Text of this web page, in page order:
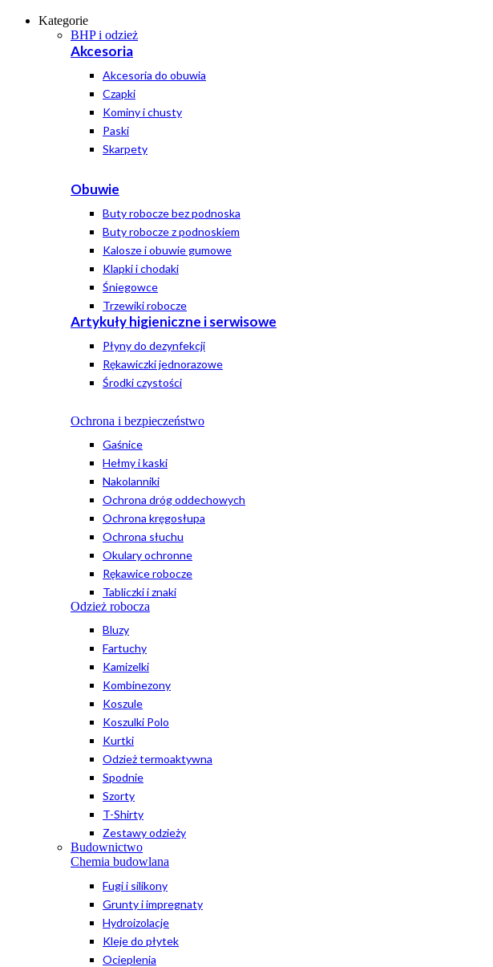
Kategorie
BHP i odzież
Akcesoria
Akcesoria do obuwia
Czapki
Kominy i chusty
Paski
Skarpety
Obuwie
Buty robocze bez podnoska
Buty robocze z podnoskiem
Kalosze i obuwie gumowe
Klapki i chodaki
Śniegowce
Trzewiki robocze
Artykuły higieniczne i serwisowe
Płyny do dezynfekcji
Rękawiczki jednorazowe
Środki czystości
Ochrona i bezpieczeństwo
Gaśnice
Hełmy i kaski
Nakolanniki
Ochrona dróg oddechowych
Ochrona kręgosłupa
Ochrona słuchu
Okulary ochronne
Rękawice robocze
Tabliczki i znaki
Odzież robocza
Bluzy
Fartuchy
Kamizelki
Kombinezony
Koszule
Koszulki Polo
Kurtki
Odzież termoaktywna
Spodnie
Szorty
T-Shirty
Zestawy odzieży
Budownictwo
Chemia budowlana
Fugi i silikony
Grunty i impregnaty
Hydroizolacje
Kleje do płytek
Ocieplenia